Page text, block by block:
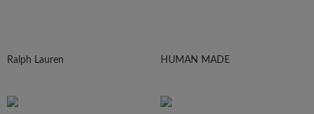
Ralph Lauren HUMAN MADE